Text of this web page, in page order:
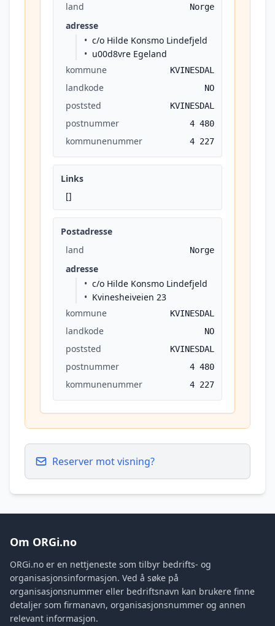
land
Norge
adresse
c/o Hilde Konsmo Lindefjeld
u00d8vre Egeland
kommune
KVINESDAL
landkode NO
poststed KVINESDAL
postnummer 4 480
kommunenummer 4 227
Links
[]
Postadresse
land
Norge
adresse
c/o Hilde Konsmo Lindefjeld
Kvinesheiveien 23
kommune
KVINESDAL
landkode NO
poststed KVINESDAL
postnummer 4 480
kommunenummer 4 227
Reserver mot visning?
Om ORGi.no
ORGi.no er en nettjeneste som tilbyr bedrifts- og
organisasjonsinformasjon. Ved å søke på
organisasjonsnummer eller bedriftsnavn kan brukere finne
detaljer som firmanavn, organisasjonsnummer og annen
relevant informasjon.